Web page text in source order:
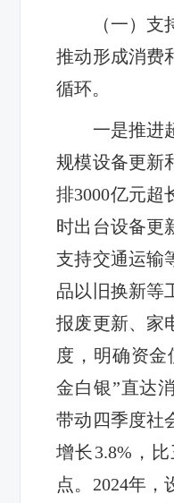
（一）支持
推动形成消费
循环。
一是推进超
规模设备更新
排3000亿元超
时出台设备更
支持交通运输
品以旧换新等
报废更新、家
度，明确资金
金白银”直达
带动四季度社
增长3.8%，
点。2024年，